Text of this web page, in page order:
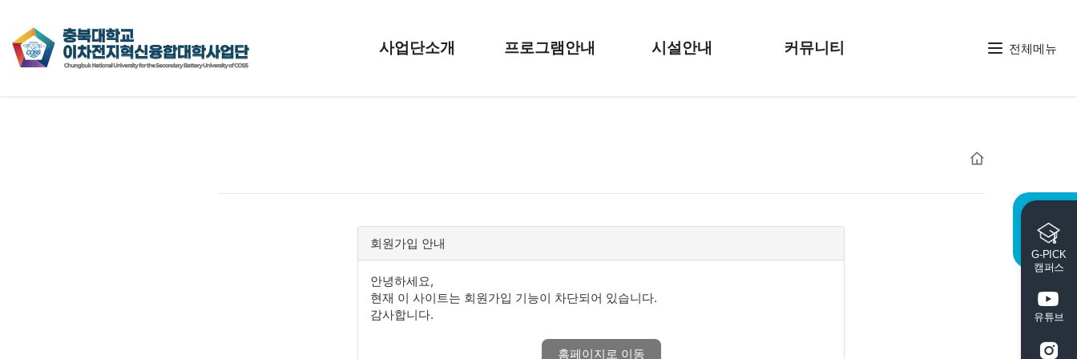
사업단소개 프로그램안내 시설안내 커뮤니티 전체메뉴
회원가입 안내
안녕하세요,
현재 이 사이트는 회원가입 기능이 차단되어 있습니다.
감사합니다.
홈페이지로 이동
G-PICK
캠퍼스
유튜브